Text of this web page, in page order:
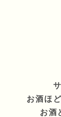
お酒ほ
お酒